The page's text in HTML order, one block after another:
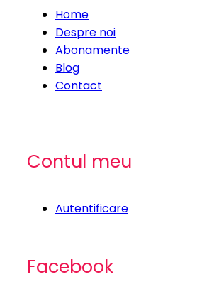
Home
Despre noi
Abonamente
Blog
Contact
Contul meu
Autentificare
Facebook